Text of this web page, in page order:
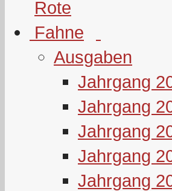
Ausgaben
Jahrgang
Jahrgang
Jahrgang
Jahrgang
Jahrgang